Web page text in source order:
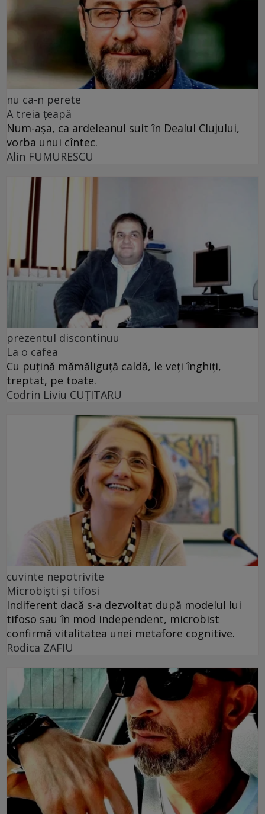
nu ca-n perete
A treia țeapă
Num-așa, ca ardeleanul suit în Dealul Clujului,
vorba unui cîntec.
Alin FUMURESCU
prezentul discontinuu
La o cafea
Cu puţină mămăliguţă caldă, le veţi înghiţi,
treptat, pe toate.
Codrin Liviu CUŢITARU
cuvinte nepotrivite
Microbiști și tifosi
Indiferent dacă s-a dezvoltat după modelul lui
tifoso sau în mod independent, microbist
confirmă vitalitatea unei metafore cognitive.
Rodica ZAFIU